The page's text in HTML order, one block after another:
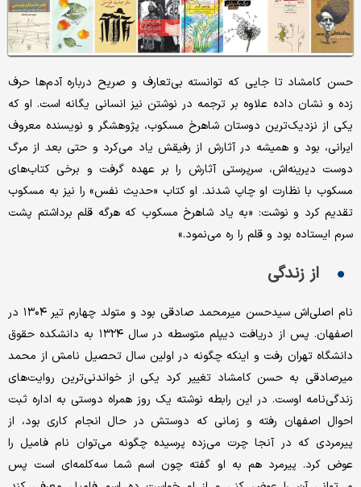
حسن کامشاد تا جایی که توانسته بی‌تعارف و صریح درباره آدم‌ها حرف
زده و نشان داده علاوه بر ترجمه در نوشتن نیز انسانی یگانه است. او که
یکی از نزدیک‌ترین دوستان شاهرخ مسکوب، پژوهشگر و نویسنده معروف
ایرانی، بود و همیشه در آثارش از رفیقش یاد می‌کرد و حتی بعد از مرگ
دوست دیرینه‌اش، سرپرستی آثارش را بر عهده گرفت و برخی کتاب‌های
مسکوب با نظارت او چاپ شدند. او کتاب «حدیث نفس» را نیز به مسکوب
تقدیم کرد و نوشت: «به یاد شاهرخ مسکوب که هرگه قلم برداشتم پشت
سرم ایستاده بود و قلم را ره می‌نمود.»
از زندگی
نام اصلی‌اش سید‌حسن میرمحمد صادقی بود و متولد چهارم تیر ۱۳۰۴ در
اصفهان. پس از دریافت دیپلم متوسطه در سال ۱۳۲۴ به دانشکده حقوق
دانشگاه تهران رفت و اینکه چگونه در اولین سال تحصیل نامش از محمد
میرصادقی به حسن کامشاد تغییر کرد یکی از خواندنی‌ترین روایت‌های
زندگی‌نامه اوست. در این رابطه نوشته یک روز همراه دوستی به اداره ثبت
احوال اصفهان رفته و زمانی که دوستش در حال انجام کاری بود، از
پیرمردی که در آنجا چرت می‌زده پرسیده چگونه می‌توان نام فامیل را
عوض کرد. پیرمرد هم به او گفته چون اسم شما سه‌کلمه‌ای است پس